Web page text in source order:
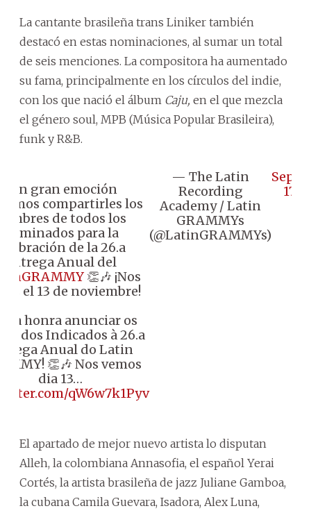
La cantante brasileña trans Liniker también
destacó en estas nominaciones, al sumar un total
de seis menciones. La compositora ha aumentado
su fama, principalmente en los círculos del indie,
con los que nació el álbum Caju, en el que mezcla
el género soul, MPB (Música Popular Brasileira),
funk y R&B.
Con gran emoción
compartirles los
de todos los
Nominados para la
de la 26.a
Entrega Anual del
👏🎶 ¡Nos
el 13 de noviembre!
honra anunciar os
dos Indicados à 26.a
Anual do Latin
👏🎶 Nos vemos
dia 13…
qW6w7k1Pyv
— The Latin
Recording
Academy / Latin
GRAMMYs
(@LatinGRAMMYs)
17,
El apartado de mejor nuevo artista lo disputan
Alleh, la colombiana Annasofia, el español Yerai
Cortés, la artista brasileña de jazz Juliane Gamboa,
la cubana Camila Guevara, Isadora, Alex Luna,